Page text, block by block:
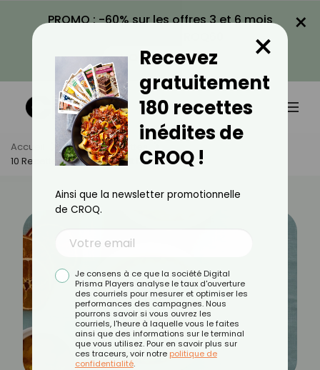
PROMO : -60% sur les offres 3 et 6 mois
VOIR LA PROMO
×
Accueil Actus
Recettes
10 Recettes Légères Au Lait De Coco
Recevez
gratuitement
180 recettes
inédites de
CROQ !
×
Ainsi que la newsletter promotionnelle
de CROQ.
Je consens à ce que la société Digital
Prisma Players analyse le taux d'ouverture
des courriels pour mesurer et optimiser les
performances des campagnes. Nous
pourrons savoir si vous ouvrez les
courriels, l'heure à laquelle vous le faites
ainsi que des informations sur le terminal
que vous utilisez. Pour en savoir plus sur
ces traceurs, voir notre politique de
confidentialité.